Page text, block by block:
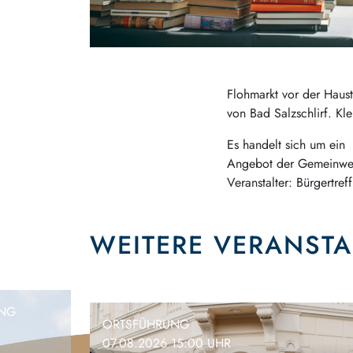
Flohmarkt vor der
von Bad Salzschlirf.
Es handelt sich um ein
Angebot der
Veranstalter:
WEITERE
ORTSFÜHRUNG
07.08.2026 15:00 UHR